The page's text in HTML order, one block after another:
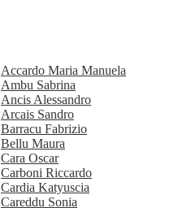
Accardo Maria Manuela
Ambu Sabrina
Ancis Alessandro
Arcais Sandro
Barracu Fabrizio
Bellu Maura
Cara Oscar
Carboni Riccardo
Cardia Katyuscia
Careddu Sonia